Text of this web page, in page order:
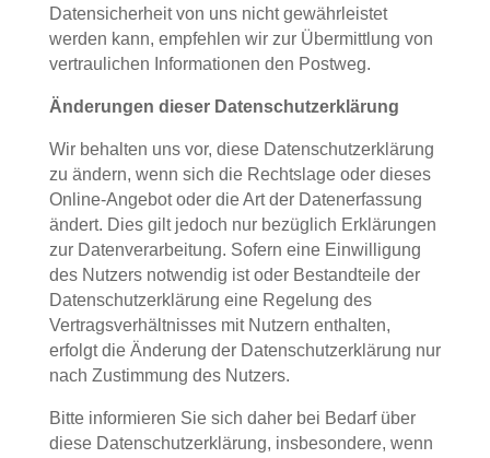
Datensicherheit von uns nicht gewährleistet
werden kann, empfehlen wir zur Übermittlung von
vertraulichen Informationen den Postweg.
Änderungen dieser Datenschutzerklärung
Wir behalten uns vor, diese Datenschutzerklärung
zu ändern, wenn sich die Rechtslage oder dieses
Online-Angebot oder die Art der Datenerfassung
ändert. Dies gilt jedoch nur bezüglich Erklärungen
zur Datenverarbeitung. Sofern eine Einwilligung
des Nutzers notwendig ist oder Bestandteile der
Datenschutzerklärung eine Regelung des
Vertragsverhältnisses mit Nutzern enthalten,
erfolgt die Änderung der Datenschutzerklärung nur
nach Zustimmung des Nutzers.
Bitte informieren Sie sich daher bei Bedarf über
diese Datenschutzerklärung, insbesondere, wenn